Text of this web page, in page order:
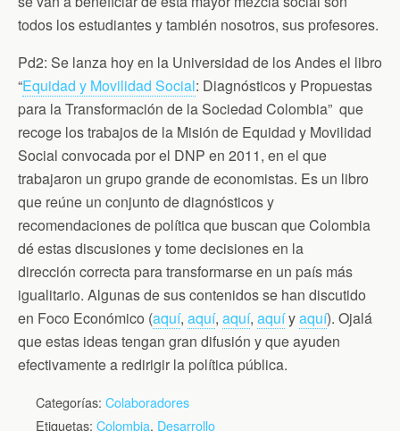
todos los estudiantes y también nosotros, sus profesores.
Pd2: Se lanza hoy en la Universidad de los Andes el libro
“Equidad y Movilidad Social: Diagnósticos y Propuestas
para la Transformación de la Sociedad Colombia” que
recoge los trabajos de la Misión de Equidad y Movilidad
Social convocada por el DNP en 2011, en el que
trabajaron un grupo grande de economistas. Es un libro
que reúne un conjunto de diagnósticos y
recomendaciones de política que buscan que Colombia
dé estas discusiones y tome decisiones en la
dirección correcta para transformarse en un país más
igualitario. Algunas de sus contenidos se han discutido
en Foco Económico (aquí, aquí, aquí, aquíyaquí). Ojalá
que estas ideas tengan gran difusión y que ayuden
efectivamente a redirigir la política pública.
Categorías: Colaboradores
Etiquetas: Colombia, Desarrollo